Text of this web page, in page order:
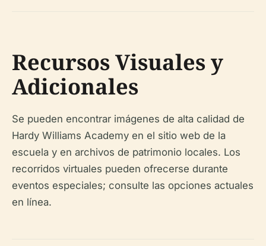
Recursos Visuales y
Adicionales
Se pueden encontrar imágenes de alta calidad de
Hardy Williams Academy en el sitio web de la
escuela y en archivos de patrimonio locales. Los
recorridos virtuales pueden ofrecerse durante
eventos especiales; consulte las opciones actuales
en línea.